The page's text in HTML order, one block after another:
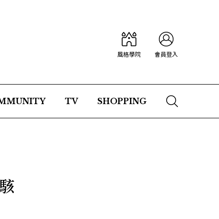
風格學院 會員登入
TV SHOPPING